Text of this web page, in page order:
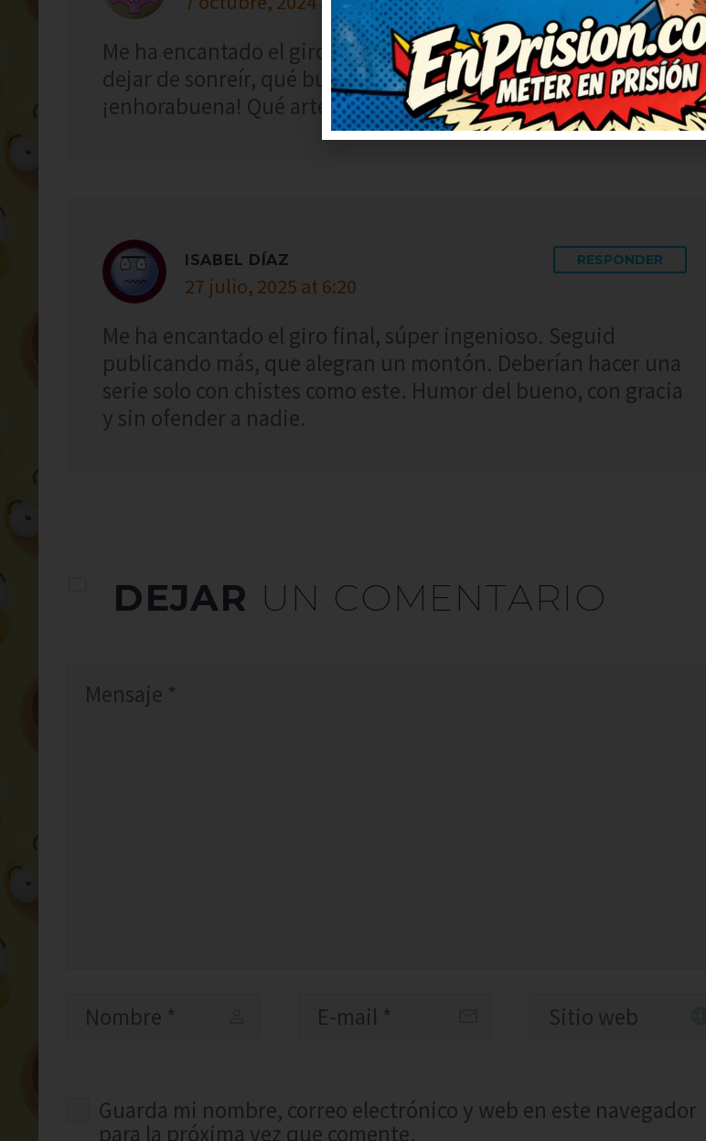
Me ha encantado el giro final, súper ingenioso. No puedo
dejar de sonreír, qué bueno. Muy ingenioso y bien escrito,
¡enhorabuena! Qué arte, ojalá subáis más chistes así.
ISABEL DÍAZ
27 julio, 2025 at 6:20
RESPONDER
Me ha encantado el giro final, súper ingenioso. Seguid
publicando más, que alegran un montón. Deberían hacer una
serie solo con chistes como este. Humor del bueno, con gracia
y sin ofender a nadie.
DEJAR UN COMENTARIO
Guarda mi nombre, correo electrónico y web en este navegador
para la próxima vez que comente.